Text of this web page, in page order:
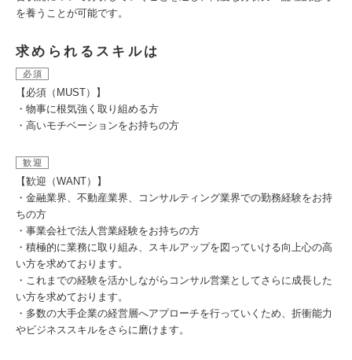
を養うことが可能です。
求められるスキルは
必須
【必須（MUST）】
・物事に根気強く取り組める方
・高いモチベーションをお持ちの方
歓迎
【歓迎（WANT）】
・金融業界、不動産業界、コンサルティング業界での勤務経験をお持
ちの方
・事業会社で法人営業経験をお持ちの方
・積極的に業務に取り組み、スキルアップを図っていける向上心の高
い方を求めております。
・これまでの経験を活かしながらコンサル営業としてさらに成長した
い方を求めております。
・多数の大手企業の経営層へアプローチを行っていくため、折衝能力
やビジネススキルをさらに磨けます。